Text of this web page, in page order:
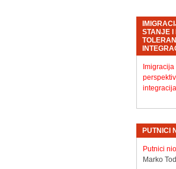
STANJE I
integracija
PUTNICI
Putnici
Marko